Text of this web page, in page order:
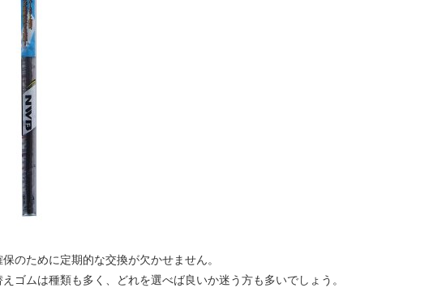
のために定期的な交換が欠かせません。
ゴムは種類も多く、どれを選べば良いか迷う方も多いでしょう。